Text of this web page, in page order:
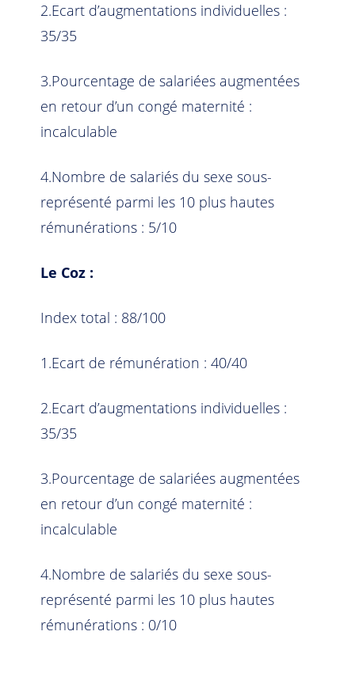
2.Ecart d’augmentations individuelles :
35/35
3.Pourcentage de salariées augmentées
en retour d’un congé maternité :
incalculable
4.Nombre de salariés du sexe sous-
représenté parmi les 10 plus hautes
rémunérations : 5/10
Le Coz :
Index total : 88/100
1.Ecart de rémunération : 40/40
2.Ecart d’augmentations individuelles :
35/35
3.Pourcentage de salariées augmentées
en retour d’un congé maternité :
incalculable
4.Nombre de salariés du sexe sous-
représenté parmi les 10 plus hautes
rémunérations : 0/10